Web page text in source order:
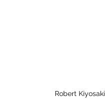
Robert Kiyosaki